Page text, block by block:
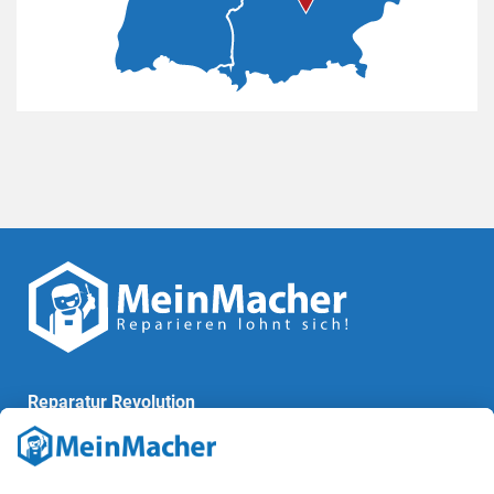
Reparatur Revolution
MeinMacher ist eine Marke der
kämpft als Gründungsmitglied des